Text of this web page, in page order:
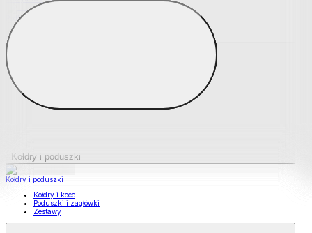
Podkładki na materace
Materace nawierzchniowe
Kołdry i poduszki
Kołdry i poduszki
Kołdry i koce
Poduszki i zagłówki
Zestawy